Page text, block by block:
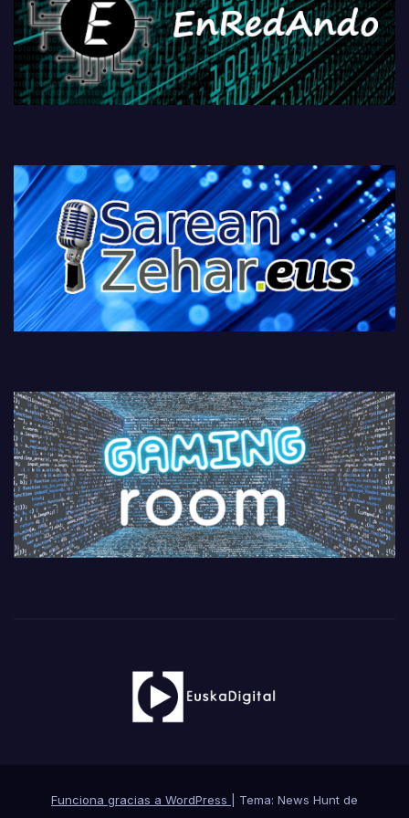
Funciona gracias a WordPress
Tema: News Hunt de